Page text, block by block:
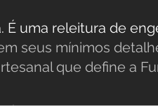
É uma releitura de
seus mínimos
que define a